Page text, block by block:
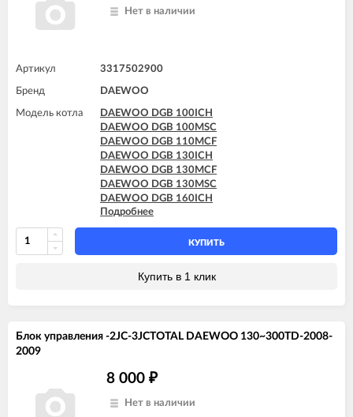
DAEWOO DGB 300MES
DAEWOO DGB 400MSC
Нет в наличии
Артикул 3317502900
Бренд DAEWOO
Модель котла
DAEWOO DGB 100ICH
DAEWOO DGB 100MSC
DAEWOO DGB 110MCF
DAEWOO DGB 130ICH
DAEWOO DGB 130MCF
DAEWOO DGB 130MSC
DAEWOO DGB 160ICH
DAEWOO DGB 160MCF
DAEWOO DGB 160MSC
DAEWOO DGB 200ICH
DAEWOO DGB 200MSC
Подробнее
КУПИТЬ
Купить в 1 клик
Блок управления -2JC-3JCTOTAL DAEWOO 130~300TD-2008-
2009
8 000 ₽
Нет в наличии